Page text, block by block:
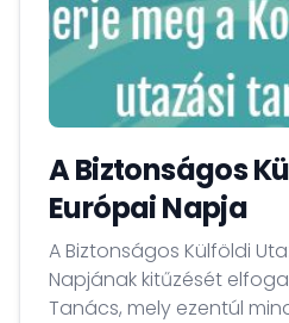
A Biztonságos
Európai Napja
A Biztonságos Külföldi
Napjának kitűzését
Tanács, mely ezentúl